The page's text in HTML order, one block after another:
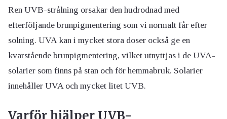
Ren UVB-strålning orsakar den hudrodnad med
efterföljande brunpigmentering som vi normalt får efter
solning. UVA kan i mycket stora doser också ge en
kvarstående brunpigmentering, vilket utnyttjas i de UVA-
solarier som finns på stan och för hemmabruk. Solarier
innehåller UVA och mycket litet UVB.
Varför hjälper UVB-